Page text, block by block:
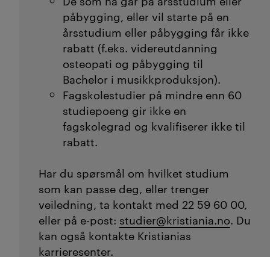
ogsådoktorgrad/ph.dog
videreutdanning.
påbygging, eller vil starte på en
årsstudium eller påbygging får ikke
rabatt (f.eks. videreutdanning
osteopati og påbygging til
Bachelor i musikkproduksjon).
Fagskolestudier på mindre enn 60
studiepoeng gir ikke en
fagskolegrad og kvalifiserer ikke til
rabatt.
Har du spørsmål om hvilket studium
som kan passe deg, eller trenger
veiledning, ta kontakt med 22 59 60 00,
eller på e-post: studier@kristiania.no. Du
kan også kontakte Kristianias
karrieresenter.